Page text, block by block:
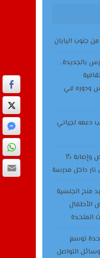
جنوب اليابان
الفرس بالجديدة..
ودوره في
دعمه لجياني
تايلاند.. مقتل 7 أشخاص وإصابة 15
داخل مدرسة
منح الجنسية
الأطفال
المتحدة
توسع
التواصل